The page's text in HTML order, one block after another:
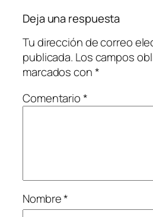
Deja una respuesta
Tu dirección de correo
publicada. Los campos
marcados con*
Comentario*
Nombre*